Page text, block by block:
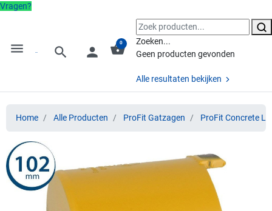
Vragen?
menu search person shopping_basket
0
Zoeken...
Geen producten gevonden
Alle resultaten bekijken
Home Alle Producten ProFit Gatzagen ProFit Concrete